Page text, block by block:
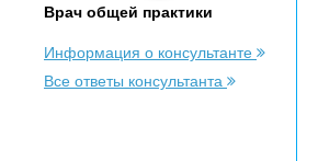
Врач общей практики
Информация о консультанте
Все ответы консультанта